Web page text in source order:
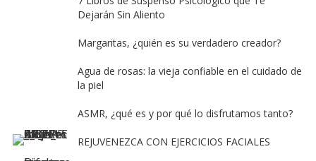
Dejarán Sin Aliento
Margaritas, ¿quién es su verdadero creador?
Agua de rosas: la vieja confiable en el cuidado de
la piel
ASMR, ¿qué es y por qué lo disfrutamos tanto?
REJUVENEZCA CON EJERCICIOS FACIALES